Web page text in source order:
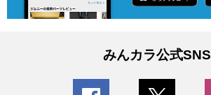
みんカラ公式SNS